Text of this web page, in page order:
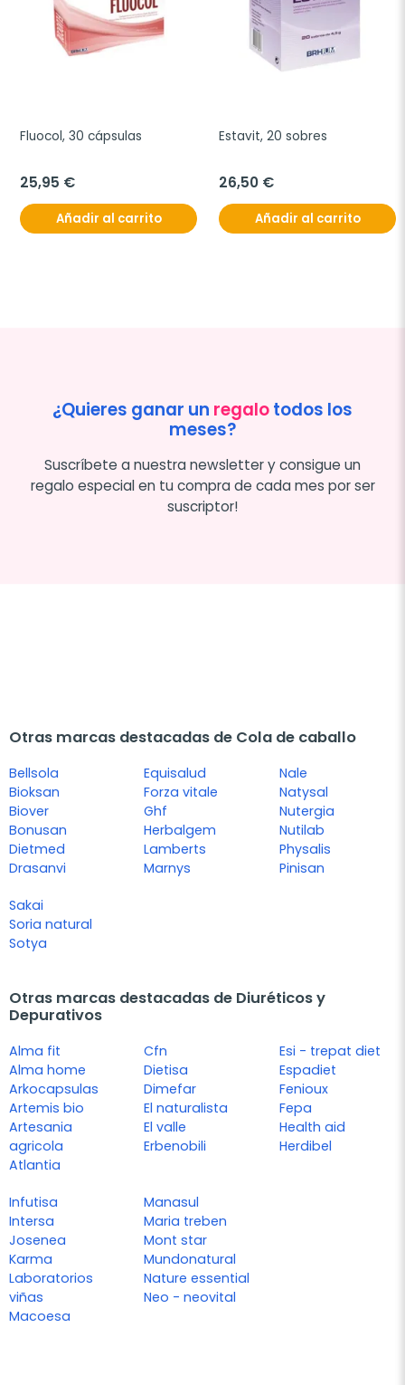
Fluocol, 30 cápsulas
25,95 €
Añadir al carrito
Estavit, 20 sobres
26,50 €
Añadir al carrito
¿Quieres ganar un regalotodos los
meses?
Suscríbete a nuestra newsletter y consigue un
regalo especial en tu compra de cada mes por ser
suscriptor!
Otras marcas destacadas de Cola de caballo
Bellsola
Bioksan
Biover
Bonusan
Dietmed
Drasanvi
Equisalud
Forza vitale
Ghf
Herbalgem
Lamberts
Marnys
Nale
Natysal
Nutergia
Nutilab
Physalis
Pinisan
Sakai
Soria natural
Sotya
Otras marcas destacadas de Diuréticos y
Depurativos
Alma fit
Alma home
Arkocapsulas
Artemis bio
Artesania
agricola
Atlantia
Cfn
Dietisa
Dimefar
El naturalista
El valle
Erbenobili
Esi - trepat diet
Espadiet
Fenioux
Fepa
Health aid
Herdibel
Infutisa
Intersa
Josenea
Karma
Laboratorios
viñas
Macoesa
Manasul
Maria treben
Mont star
Mundonatural
Nature essential
Neo - neovital